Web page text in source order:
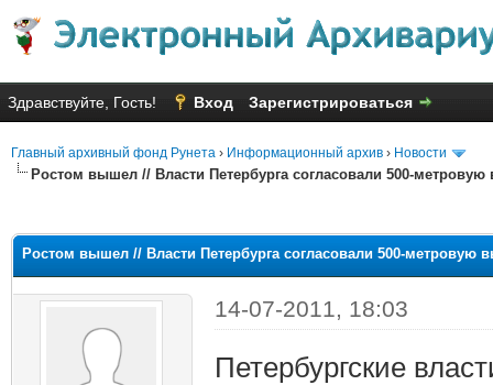
Здравствуйте, Гость! Вход Зарегистрироваться
Главный архивный фонд Рунета › Информационный архив › Новости
Ростом вышел // Власти Петербурга согласовали 500-
Ростом вышел // Власти Петербурга согласовали 500-метровую
14-07-2011, 18:03
Петербургские